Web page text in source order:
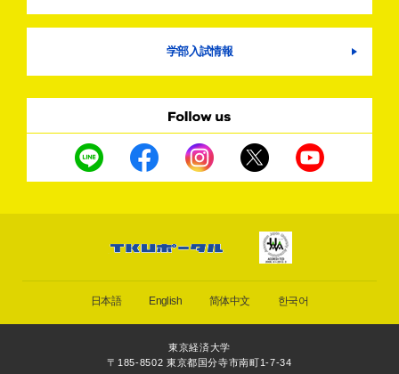
学部入試情報
日本語 English 简体中文 한국어
東京経済大学
〒185-8502 東京都国分寺市南町1-7-34